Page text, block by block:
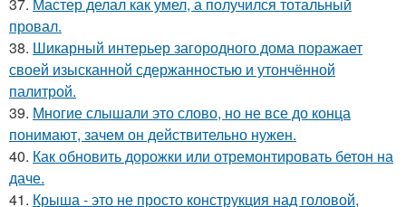
провал.
38. Шикарный интерьер загородного дома поражает
своей изысканной сдержанностью и утончённой
палитрой.
39. Многие слышали это слово, но не все до конца
понимают, зачем он действительно нужен.
40. Как обновить дорожки или отремонтировать бетон на
даче.
41. Крыша - это не просто конструкция над головой,